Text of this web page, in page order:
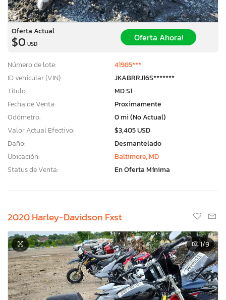
Oferta Actual
$0 USD
Oferta Ahora!
Número de lote:
41985***
ID vehicular (VIN):
JKABRRJ16S*******
Título:
MD S1
Fecha de Venta:
Proximamente
Odómetro:
0 mi (No Actual)
Valor Actual Efectivo:
$3,405 USD
Daño:
Desmantelado
Ubicación:
Baltimore, MD
Status de Venta:
En Oferta Mínima
2020 Harley-Davidson Fxst
1/9